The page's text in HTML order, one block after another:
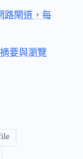
路閘道，每
要與瀏覽